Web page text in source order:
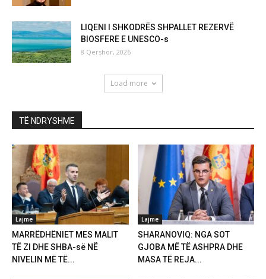
LIQENI I SHKODRËS SHPALLET REZERVË
BIOSFERE E UNESCO-s
8 Qershor, 2026
Load more
TË NDRYSHME
Lajme
MARRËDHËNIET MES MALIT
TË ZI DHE SHBA-së NË
NIVELIN MË TË...
Lajme
SHARANOVIQ: NGA SOT
GJOBA MË TË ASHPRA DHE
MASA TË REJA...